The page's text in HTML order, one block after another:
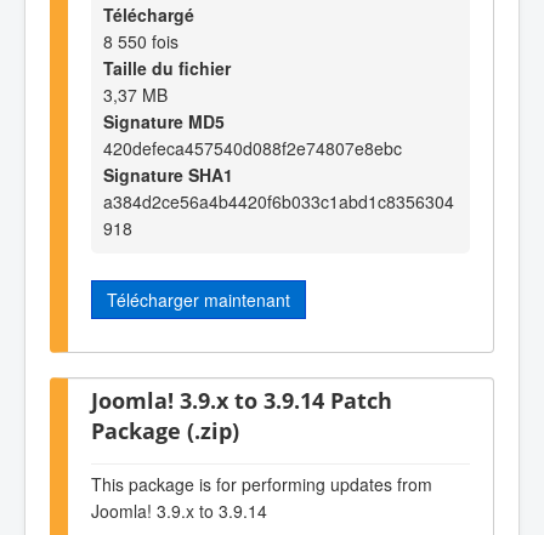
Téléchargé
8 550 fois
Taille du fichier
3,37 MB
Signature MD5
420defeca457540d088f2e74807e8ebc
Signature SHA1
a384d2ce56a4b4420f6b033c1abd1c8356304
918
Télécharger maintenant
Joomla! 3.9.x to 3.9.14 Patch
Package (.zip)
This package is for performing updates from
Joomla! 3.9.x to 3.9.14